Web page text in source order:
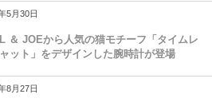
5月30日
＆ JOEから人気の猫モチーフ「タイムレ
ット」をデザインした腕時計が登場
8月27日